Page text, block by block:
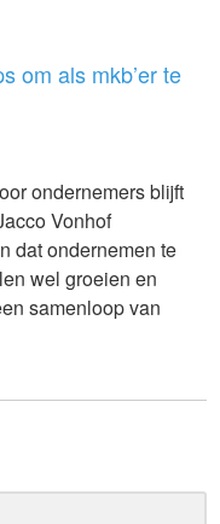
om als mkb’er te
ondernemers blijft
Vonhof
dat ondernemen te
wel groeien en
samenloop van